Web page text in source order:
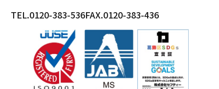
TEL.0120-383-536FAX.0120-383-436